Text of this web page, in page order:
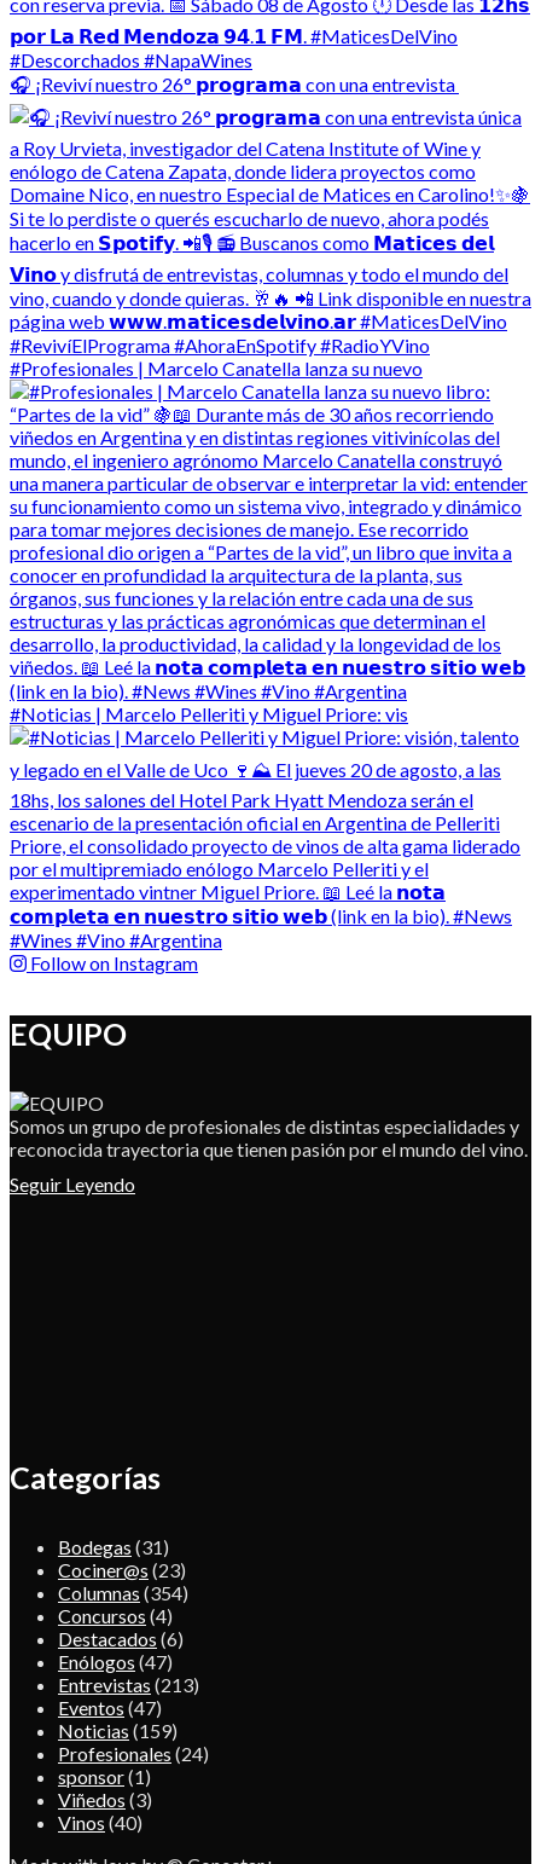
🎧 ¡Reviví nuestro 26° 𝗽𝗿𝗼𝗴𝗿𝗮𝗺𝗮 con una entrevista
#Profesionales | Marcelo Canatella lanza su nuevo
#Noticias | Marcelo Pelleriti y Miguel Priore: vis
Follow on Instagram
EQUIPO
Somos un grupo de profesionales de distintas especialidades y
reconocida trayectoria que tienen pasión por el mundo del vino.
Seguir Leyendo
Categorías
Bodegas (31)
Cociner@s (23)
Columnas (354)
Concursos (4)
Destacados (6)
Enólogos (47)
Entrevistas (213)
Eventos (47)
Noticias (159)
Profesionales (24)
sponsor(1)
Viñedos (3)
Vinos (40)